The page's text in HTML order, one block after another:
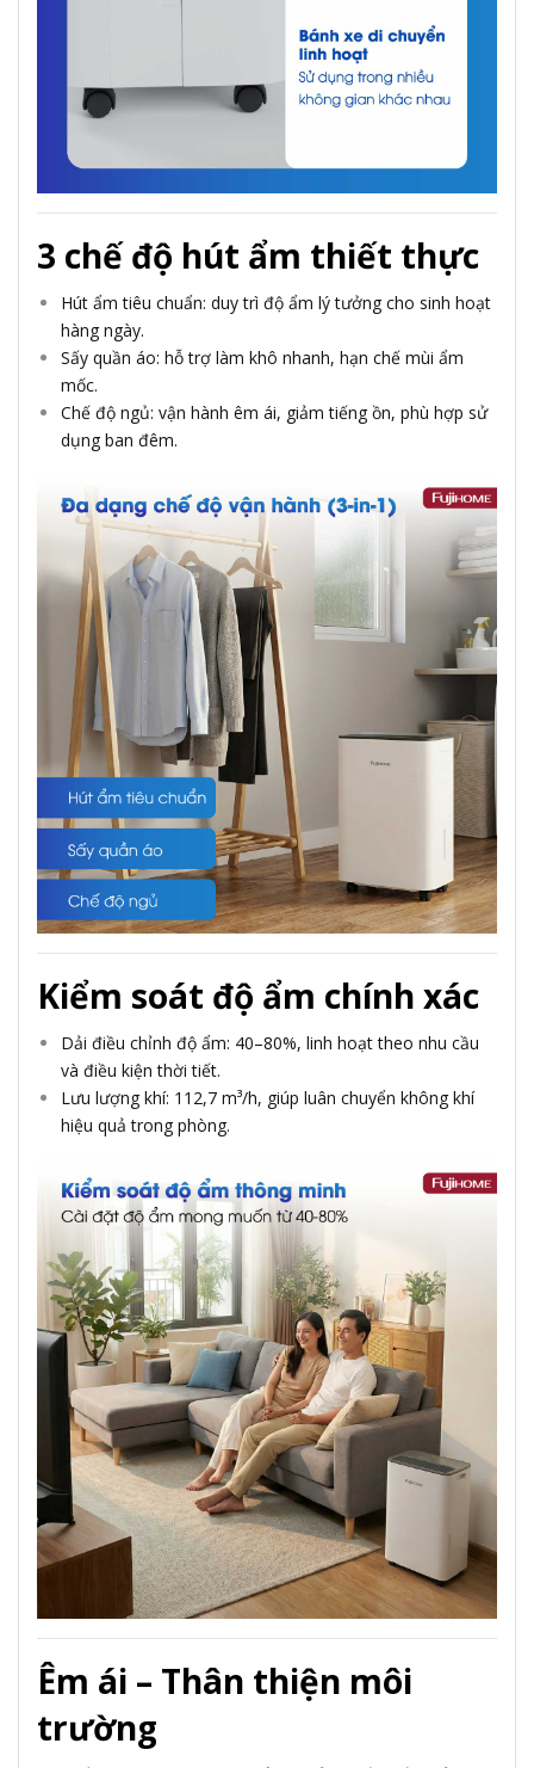
3 chế độ hút ẩm thiết thực
Hút ẩm tiêu chuẩn: duy trì độ ẩm lý tưởng cho sinh hoạt
hàng ngày.
Sấy quần áo: hỗ trợ làm khô nhanh, hạn chế mùi ẩm
mốc.
Chế độ ngủ: vận hành êm ái, giảm tiếng ồn, phù hợp sử
dụng ban đêm.
Kiểm soát độ ẩm chính xác
Dải điều chỉnh độ ẩm: 40–80%, linh hoạt theo nhu cầu
và điều kiện thời tiết.
Lưu lượng khí: 112,7 m³/h, giúp luân chuyển không khí
hiệu quả trong phòng.
Êm ái – Thân thiện môi
trường